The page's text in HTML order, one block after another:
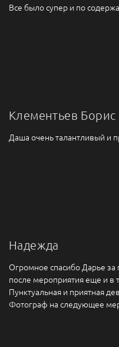
Все было супер и по
Клементьев Борис
Даша очень талантливый и
Надежда
Огромное спасибо Дарье
после мероприятия еще и в
Пунктуальная и приятная
Фотограф на следующее